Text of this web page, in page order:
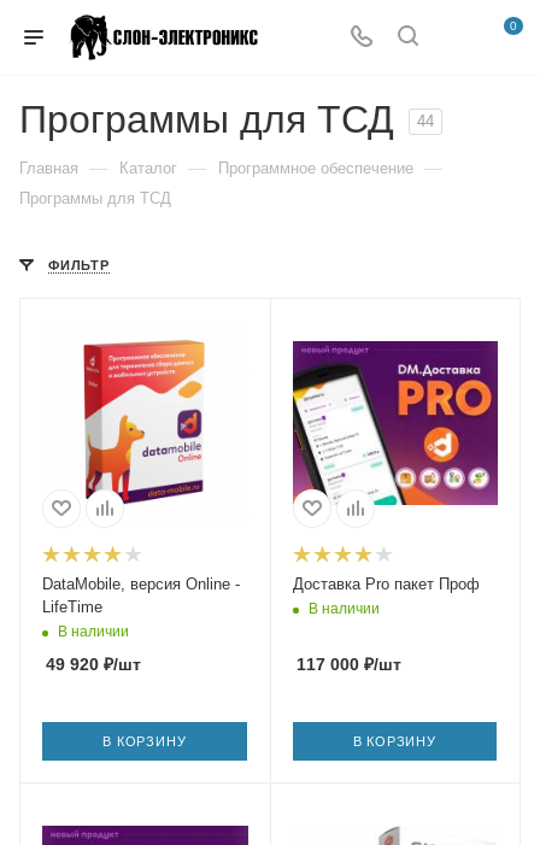
0
Программы для ТСД 44
Главная — Каталог — Программное обеспечение —
Программы для ТСД
ФИЛЬТР
DataMobile, версия Online -
LifeTime
В наличии
49 920 ₽/шт
В КОРЗИНУ
Доставка Pro пакет Проф
В наличии
117 000₽/шт
В КОРЗИНУ